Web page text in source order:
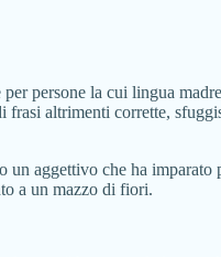
persone la cui lingua
altrimenti corrette,
aggettivo che ha imparato
a un mazzo di fiori.